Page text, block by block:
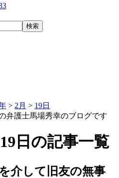
> 2月 > 19日
日の記事一覧
介して旧友の無事